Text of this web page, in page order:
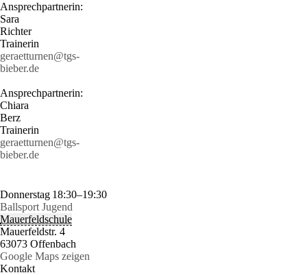
Ansprechpartnerin:
Sara
Richter
Trainerin
geraetturnen@tgs-
bieber.de
Ansprechpartnerin:
Chiara
Berz
Trainerin
geraetturnen@tgs-
bieber.de
Donnerstag 18:30–19:30
Ballsport Jugend
Mauerfeldschule
Mauerfeldstr. 4
63073 Offenbach
Google Maps zeigen
Kontakt